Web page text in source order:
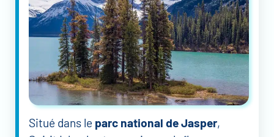
Situé dans le parc national de Jasper,